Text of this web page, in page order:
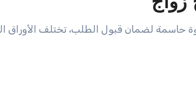
حاسمة لضمان قبول الطلب، تختلف الأوراق